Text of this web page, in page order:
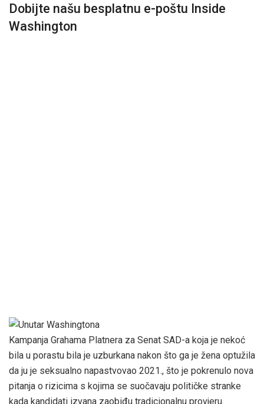
Dobijte našu besplatnu e-poštu Inside
Washington
Kampanja Grahama Platnera za Senat SAD-a koja je nekoć
bila u porastu bila je uzburkana nakon što ga je žena optužila
da ju je seksualno napastvovao 2021., što je pokrenulo nova
pitanja o rizicima s kojima se suočavaju političke stranke
kada kandidati izvana zaobiđu tradicionalnu provjeru.